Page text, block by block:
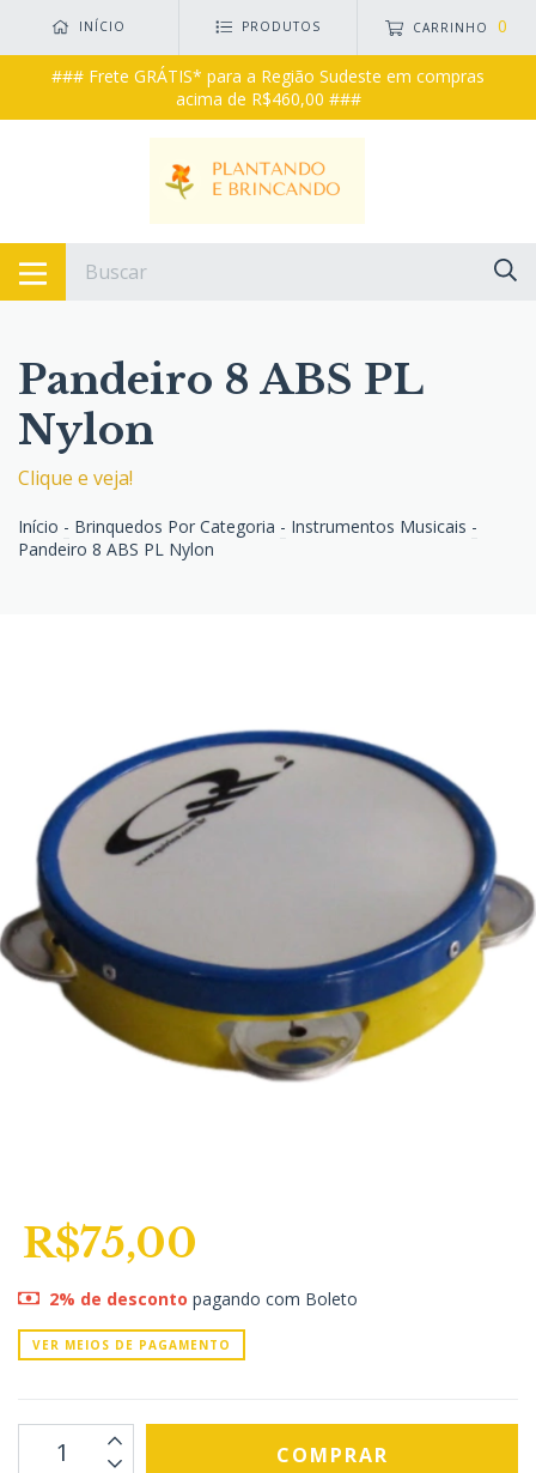
INÍCIO PRODUTOS CARRINHO 0
### Frete GRÁTIS* para a Região Sudeste em compras
acima de R$460,00 ###
Pandeiro 8 ABS PL
Nylon
Clique e veja!
Início - Brinquedos Por Categoria - Instrumentos Musicais -
Pandeiro 8 ABS PL Nylon
R$75,00
2% de desconto pagando com Boleto
VER MEIOS DE PAGAMENTO